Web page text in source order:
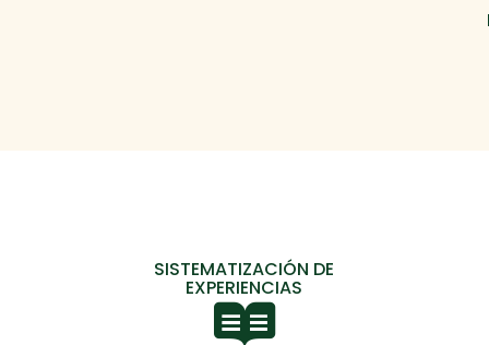
SISTEMATIZACIÓN DE
EXPERIENCIAS